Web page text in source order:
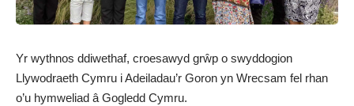
Yr wythnos ddiwethaf, croesawyd grŵp o swyddogion
Llywodraeth Cymru i Adeiladau’r Goron yn Wrecsam fel rhan
o’u hymweliad â Gogledd Cymru.